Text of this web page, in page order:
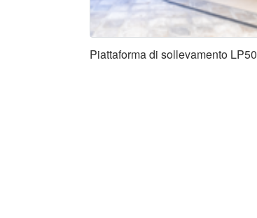
Piattaforma di sollevamento LP50